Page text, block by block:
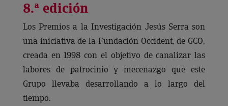
8.ª edición
Los Premios a la Investigación Jesús Serra son
una iniciativa de la Fundación Occident, de GCO,
creada en 1998 con el objetivo de canalizar las
labores de patrocinio y mecenazgo que este
Grupo llevaba desarrollando a lo largo del
tiempo.